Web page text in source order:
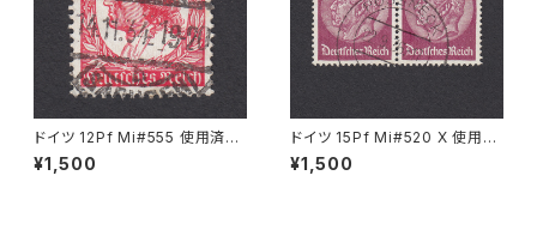
ドイツ 12Pf Mi#555 使用済み
切手｜FLÖHA 14.11.1934
¥1,500
ドイツ 15Pf Mi#520 X 使用済
み切手｜PÖSSNECK 22.9.19
36
¥1,500